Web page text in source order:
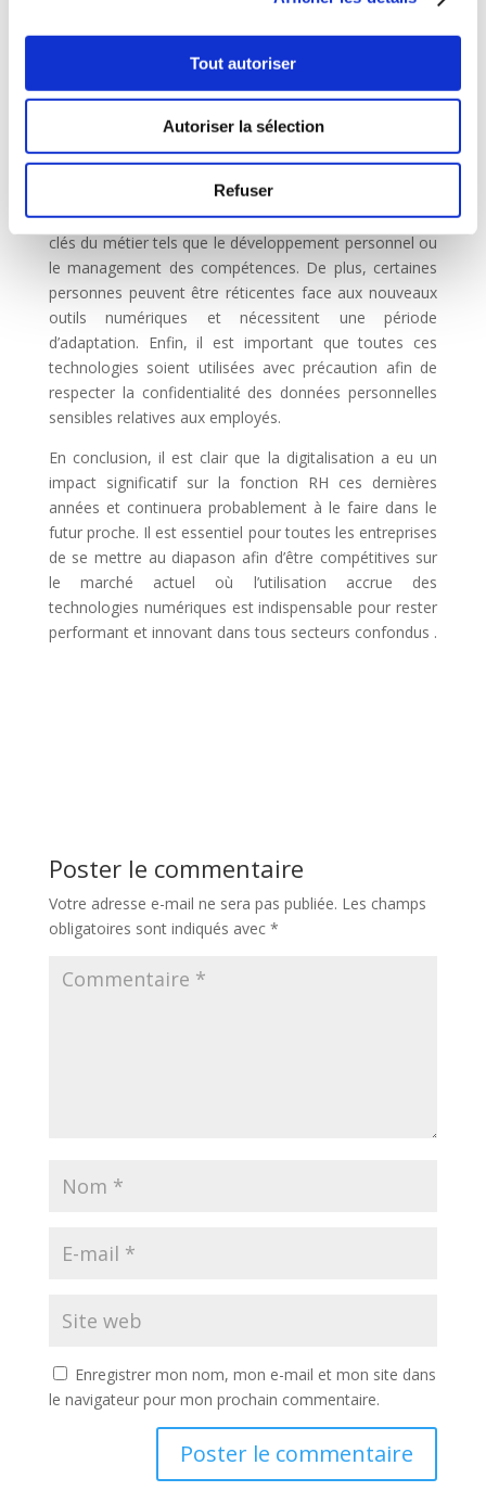
Tout autoriser
Autoriser la sélection
Refuser
quel endroit disposant d’une connexion internet stable.
Les avantages mais aussi les limites de la
d’avantages pour la fonction RH, elle peut également
avoir ses limites. En effet, elle ne peut remplacer
complètement le rôle humain dans certains aspects
clés du métier tels que le développement personnel ou
le management des compétences. De plus, certaines
personnes peuvent être réticentes face aux nouveaux
outils numériques et nécessitent une période
d’adaptation. Enfin, il est important que toutes ces
technologies soient utilisées avec précaution afin de
respecter la confidentialité des données personnelles
sensibles relatives aux employés.
En conclusion, il est clair que la digitalisation a eu un
impact significatif sur la fonction RH ces dernières
années et continuera probablement à le faire dans le
futur proche. Il est essentiel pour toutes les entreprises
de se mettre au diapason afin d’être compétitives sur
le marché actuel où l’utilisation accrue des
technologies numériques est indispensable pour rester
performant et innovant dans tous secteurs confondus .
Poster le commentaire
Votre adresse e-mail ne sera pas publiée. Les champs
obligatoires sont indiqués avec *
Enregistrer mon nom, mon e-mail et mon site dans
le navigateur pour mon prochain commentaire.